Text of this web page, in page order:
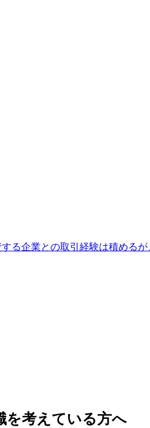
る企業との取引経験は積める
を考えている方へ